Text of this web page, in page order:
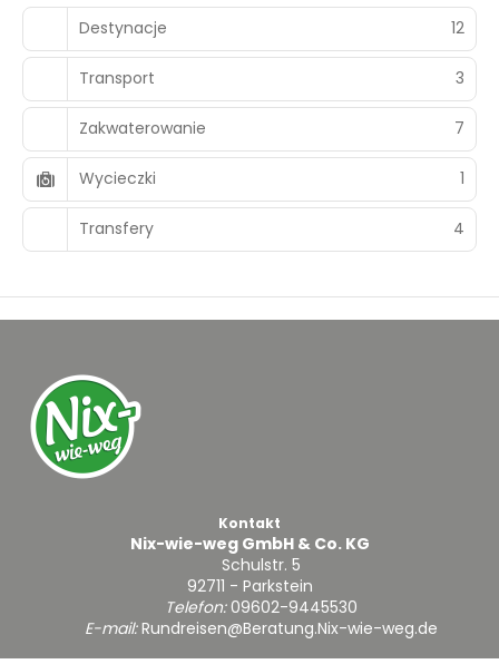
Destynacje
12
Transport 3
Zakwaterowanie 7
Wycieczki 1
Transfery 4
Kontakt
Nix-wie-weg GmbH & Co. KG
Schulstr. 5
92711 - Parkstein
Telefon:09602-9445530
E-mail:Rundreisen@Beratung.Nix-wie-weg.de